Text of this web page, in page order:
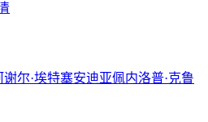
谢尔·埃特塞安迪亚佩内洛普·克鲁